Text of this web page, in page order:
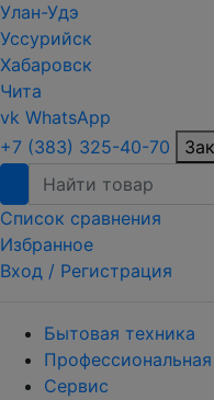
Улан-Удэ
Уссурийск
Хабаровск
Чита
vk WhatsApp
+7 (383) 325-40-70
Список сравнения
Избранное
Вход / Регистрация
Бытовая техника
Сервис